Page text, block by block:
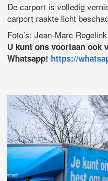
De carport is volledig
carport raakte licht
Foto’s: Jean-Marc
U kunt ons voortaan ook
Whatsapp! https://